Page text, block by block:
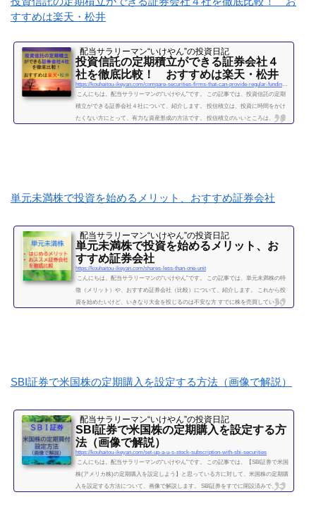
続きを読む
すすめは楽天・松井
配当サラリーマン“いけやん”の投資日記 ​
投資信託の定期積立ができる証券会社４
社を徹底比較！ おすすめは楽天・松井
https://kouhaitou-ikeyan.com/compare-securities-firms-that-can-provide-regular-funding-for-mutual-funds
こんにちは。配当サラリーマンの“いけやん”です。 この記事では、投資信託の定期
積立ができる証券会社４社について、紹介します。 投信積立は、投資に時間をかけ
たくない方にとって、有力な資産形成の方法です。 投信積立のいいところは、一度
単元未満株で投資を始めるメリット、おすすめ証券会社
配当サラリーマン“いけやん”の投資日記 ​
単元未満株で投資を始めるメリット、お
すすめ証券会社
https://kouhaitou-ikeyan.com/shares-less-than-one-unit
こんにちは。配当サラリーマンの“いけやん”です。 この記事では、単元未満株の特
徴（メリット）や、おすすめ証券会社（比較）について、紹介します。 これから投
資を始めたいけど、いきなり大金を投じるのは不安な方 すでに株を売買しているけ
SBI証券で米国株の定期購入を設定する方法（画像で解説）
配当サラリーマン“いけやん”の投資日記 ​
SBI証券で米国株の定期購入を設定する方
法（画像で解説）
https://kouhaitou-ikeyan.com/set-up-a-u-s-stock-subscription-with-sbi-securities
こんにちは。配当サラリーマンの“いけやん”です。 この記事では、【SBI証券で米国
株(アメリカ株)の定期購入を設定しよう】と思っている方に対して、米国株の定期購
入を設定する方法について、画像で解説します。 SBI証券をすでに開設済みで、 こ